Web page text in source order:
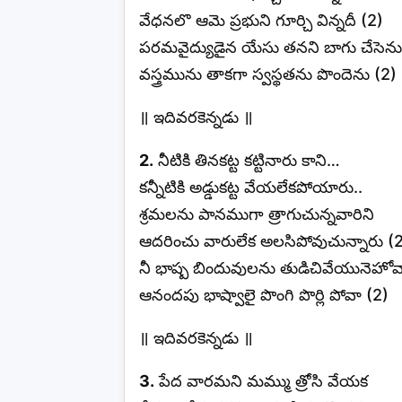
వేధనలొ ఆమె ప్రభుని గూర్చి విన్నదీ (2)
పరమవైద్యుడైన యేసు తనని బాగు చేసెను
వస్త్రమును తాకగా స్వస్థతను పొందెను (2)
॥ ఇదివరకెన్నడు ॥
2. నీటికి తినకట్ట కట్టినారు కాని…
కన్నీటికి అడ్డుకట్ట వేయలేకపోయారు..
శ్రమలను పానముగా త్రాగుచున్నవారిని
ఆదరించు వారులేక అలసిపోవుచున్నారు
నీ భాష్ప బిందువులను
ఆనందపు భాష్వాలై పొంగి పొర్లి పోవా (2)
॥ ఇదివరకెన్నడు ॥
3. పేద వారమని మమ్ము త్రోసి వేయక